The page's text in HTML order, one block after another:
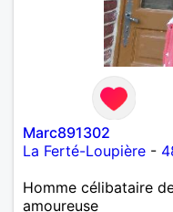
Marc891302
La Ferté-Loupière -
Homme célibataire
amoureuse